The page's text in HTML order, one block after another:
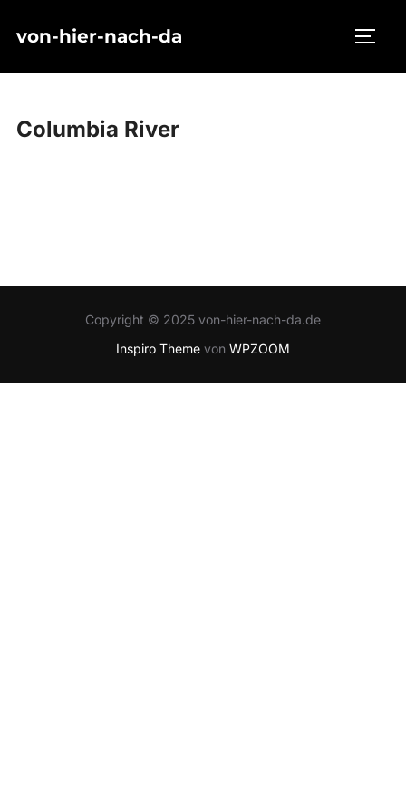
Inhaltvon-hier-nach-da
Columbia River
Copyright © 2025 von-hier-nach-da.de
Inspiro Theme von WPZOOM